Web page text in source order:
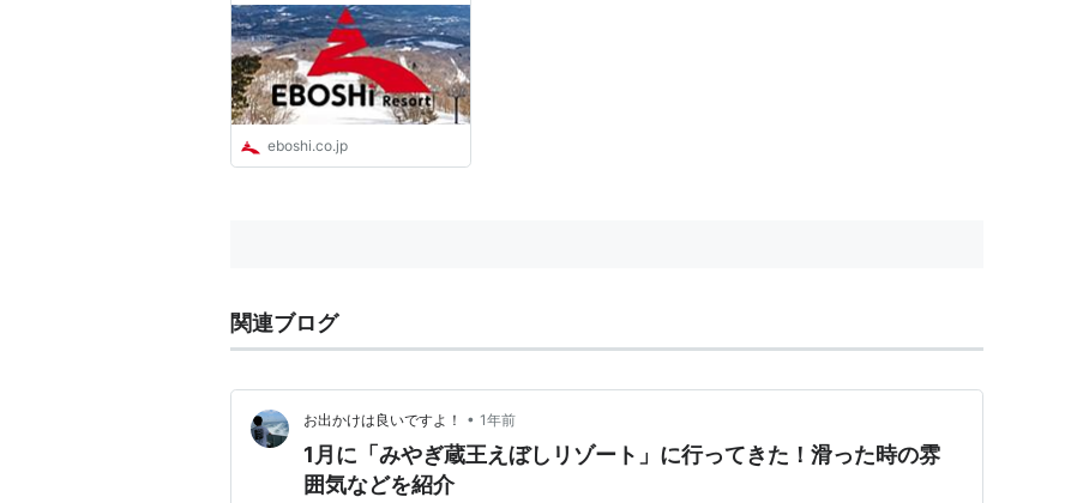
eboshi.co.jp
関連ブログ
お出かけは良いですよ！ • 1年前
1月に「みやぎ蔵王えぼしリゾート」に行ってきた！滑った時の雰
囲気などを紹介